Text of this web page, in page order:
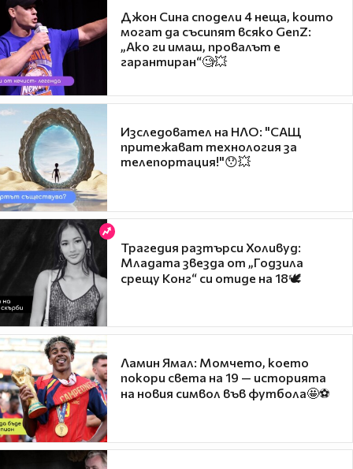
Джон Сина сподели 4 неща, които
могат да съсипят всяко GenZ:
„Ако ги имаш, провалът е
гарантиран“🧐💥
Изследовател на НЛО: "САЩ
притежават технология за
телепортация!"😯💥
Трагедия разтърси Холивуд:
Младата звезда от „Годзила
срещу Конг“ си отиде на 18🕊️
Ламин Ямал: Момчето, което
покори света на 19 — историята
на новия символ във футбола🤩⚽